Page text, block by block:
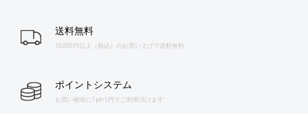
送料無料
10,000円以上（税込）のお買い上げで送料無料
ポイントシステム
お買い物毎に1pt=1円でご利用頂けます